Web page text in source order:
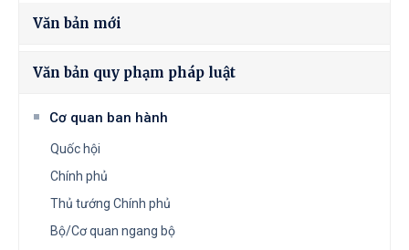
Văn bản mới
Văn bản quy phạm pháp luật
Cơ quan ban hành
Quốc hội
Chính phủ
Thủ tướng Chính phủ
Bộ/Cơ quan ngang bộ